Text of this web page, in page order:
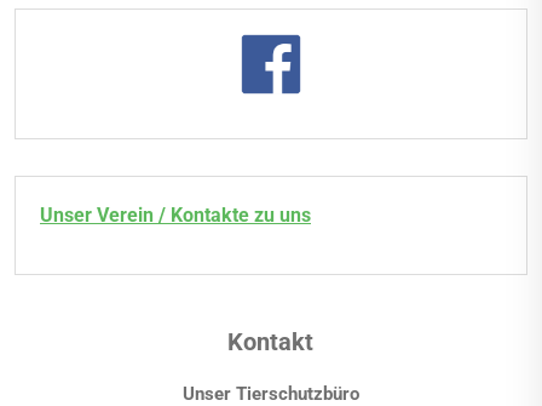
Unser Verein / Kontakte zu uns
Kontakt
Unser Tierschutzbüro